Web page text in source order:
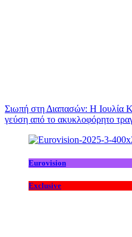
Σιωπή στη Διαπασών: Η Ιουλία
γεύση από το ακυκλοφόρητο
Eurovision
Exclusive